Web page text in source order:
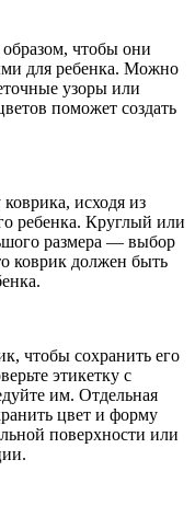
чтобы они
для ребенка. Можно
узоры или
поможет создать
исходя из
ребенка. Круглый или
размера — выбор
коврик должен быть
чтобы сохранить его
этикетку с
им. Отдельная
цвет и форму
поверхности или